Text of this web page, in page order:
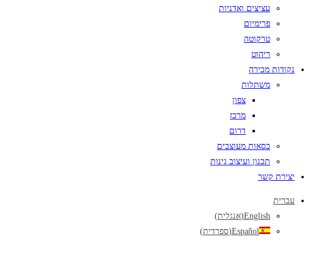
עציצים ואדניות
פרימיום
טרקוטה
ריהוט
נקודות מכירה
משתלות
צפון
מרכז
דרום
כסאות מעוצבים
תכנון ועיצוב גינות
יצירת קשר
עברית
English
(אנגלית)
Español
(ספרדית)